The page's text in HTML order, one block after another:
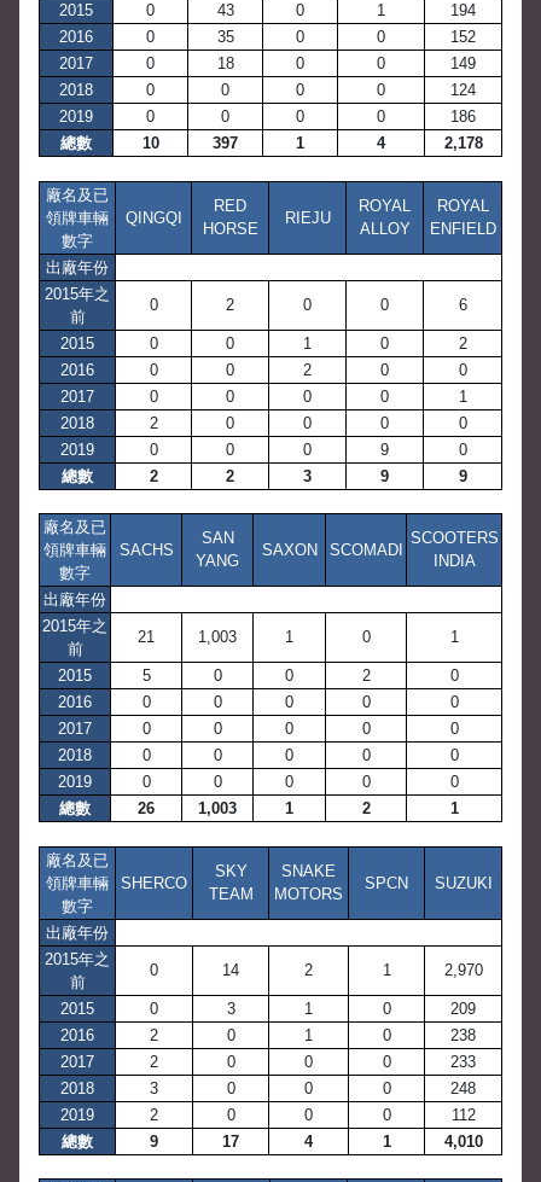
2015 0 43 0 1
194
2016
0 35 0 0
152
2017
0 18 0 0
149
2018
0 0 0 0
124
2019
0 0 0 0
186
總數
10 397 1 4 2,178
廠名及已
領牌車輛
數字
QINGQI
RED
HORSE
RIEJU
ROYAL
ALLOY
ROYAL
ENFIELD
出廠年份
2015年之
前
0 2 0 0 6
2015 0 0 1 0
2
2016
0 0 2 0
0
2017
0 0 0 0
1
2018
2 0 0 0
0
2019
0 0 0 9
0
總數
2 2 3 9 9
廠名及已
領牌車輛
數字
SACHS
SAN
YANG
SAXON SCOMADI
SCOOTERS
INDIA
出廠年份
2015年之
前
21 1,003 1 0 1
2015 5 0 0 2
0
2016
0 0 0 0
0
2017
0 0 0 0
0
2018
0 0 0 0
0
2019
0 0 0 0
0
總數
26 1,003 1 2 1
廠名及已
領牌車輛
數字
SHERCO
SKY
TEAM
SNAKE
MOTORS
SPCN SUZUKI
出廠年份
2015年之
前
0 14 2 1 2,970
2015 0 3 1 0
209
2016
2 0 1 0
238
2017
2 0 0 0
233
2018
3 0 0 0
248
2019
2 0 0 0
112
總數
9 17 4 1 4,010